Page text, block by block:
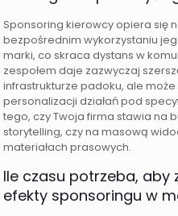
Sponsoring kierowcy opiera się
bezpośrednim wykorzystaniu
marki, co skraca dystans w
zespołem daje zazwyczaj
infrastrukturze padoku, ale
personalizacji działań pod
tego, czy Twoja firma stawia na
storytelling, czy na masową
materiałach prasowych.
Ile czasu potrzeba, aby
efekty sponsoringu w